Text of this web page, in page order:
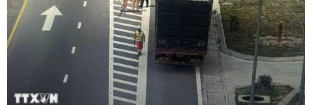
Nam-Australia có độ tin cậy chính trị
cao
08/08/2026 05:27
Đưa quan hệ Việt Nam-Australia phát